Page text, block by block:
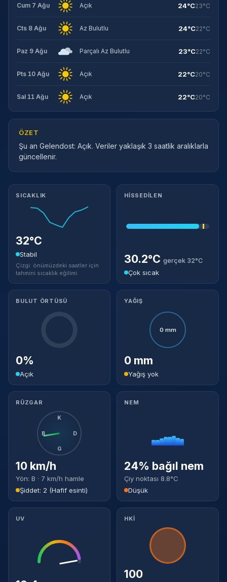
Cum 7 Ağu Açık 24°C23°C
Cts 8 Ağu Az Bulutlu 24°C22°C
Paz 9 Ağu Parçalı Az Bulutlu 23°C22°C
Pts 10 Ağu Açık 22°C20°C
Sal 11 Ağu Açık 22°C20°C
ÖZET
Şu an Gelendost: Açık. Veriler yaklaşık 3 saatlik aralıklarla
güncellenir.
Meteorolojik ayrıntılar
SICAKLIK
32°C
Stabil
Çizgi: önümüzdeki saatler için
tahmini sıcaklık eğilimi.
HISSEDILEN
30.2°C gerçek 32°C
Çok sıcak
BULUT ÖRTÜSÜ
0%
Açık
YAĞIŞ
0 mm
0 mm
Yağış yok
RÜZGAR
K
D
G
B
10 km/h
Yön: B · 7 km/h hamle
Şiddet: 2 (Hafif esinti)
NEM
24% bağıl nem
Çiy noktası 8.8°C
Düşük
UV HKİ
100